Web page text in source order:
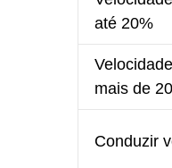
até 20%
mais de
Conduzir